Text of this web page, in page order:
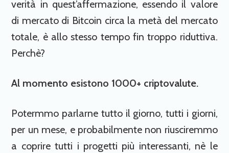
verità in quest’affermazione, essendo il valore
di mercato di Bitcoin circa la metà del mercato
totale, è allo stesso tempo fin troppo riduttiva.
Perchè?
Al momento esistono 1000+ criptovalute.
Potermmo parlarne tutto il giorno, tutti i giorni,
per un mese, e probabilmente non riusciremmo
a coprire tutti i progetti più interessanti, nè le